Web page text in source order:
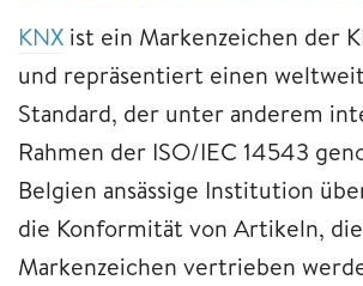
KNX ist ein Markenzeichen der
und repräsentiert einen
Standard, der unter anderem
Rahmen der ISO/IEC 14543
Belgien ansässige Institution
die Konformität von Artikeln,
Markenzeichen vertrieben